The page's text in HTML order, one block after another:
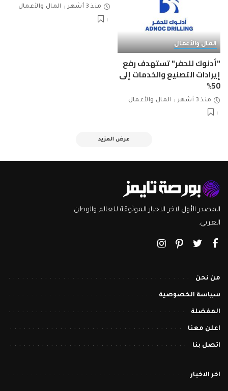
المال والأعمال
"أدنوك للحفر" تستهدف رفع
إيرادات التصنيع والخدمات إلى
50%
منذ 3 أشهر المال والأعمال
منذ 3 أشهر المال والأعمال
عرض المزيد
المصدر الأول لاخر الاخبار الموثوقة للعالم والوطن
العربي.
من نحن
سياسة الخصوصية
المفضلة
اعلن معنا
اتصل بنا
اخر الاخبار